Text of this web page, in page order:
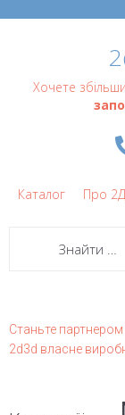
Хочете
Каталог Про
Станьте
2d3d власне